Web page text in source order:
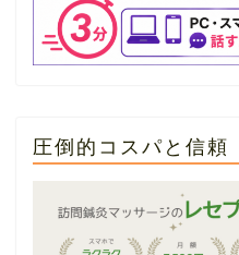
圧倒的コスパと信